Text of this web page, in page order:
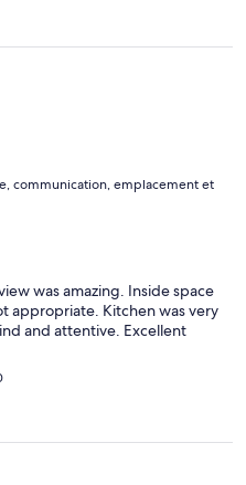
2 superschöne Wochen und
communication, emplacement et
was amazing. Inside space
appropriate. Kitchen was very
and attentive. Excellent